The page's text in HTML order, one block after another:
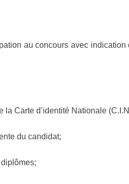
au concours avec indication
Carte d’identité Nationale
du candidat;